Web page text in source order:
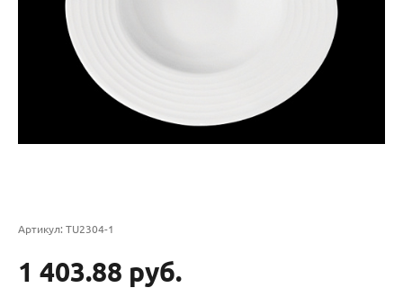
Артикул: TU2304-1
1 403.88 руб.